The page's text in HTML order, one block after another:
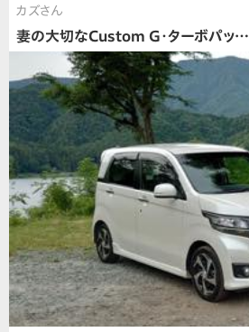
カズさん
妻の大切なCustom G・ターボパッ…